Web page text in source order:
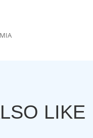
LIKE